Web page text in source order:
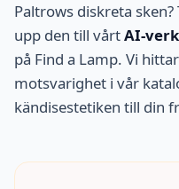
Paltrows diskreta
upp den till vårtAI-
på Find a Lamp. Vi
motsvarighet i vår
kändisestetiken till din